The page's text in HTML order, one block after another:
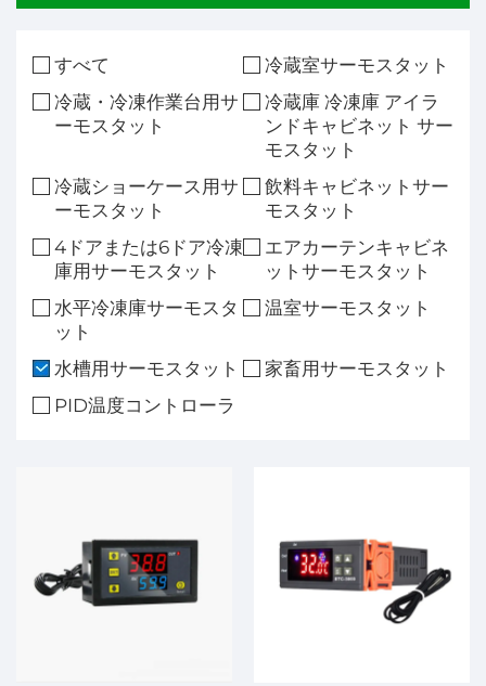
すべて
冷蔵室サーモスタット
冷蔵・冷凍作業台用サ
ーモスタット
冷蔵庫 冷凍庫 アイラ
ンドキャビネット サー
モスタット
冷蔵ショーケース用サ
ーモスタット
飲料キャビネットサー
モスタット
4ドアまたは6ドア冷凍
庫用サーモスタット
エアカーテンキャビネ
ットサーモスタット
水平冷凍庫サーモスタ
ット
温室サーモスタット
水槽用サーモスタット
家畜用サーモスタット
PID温度コントローラ